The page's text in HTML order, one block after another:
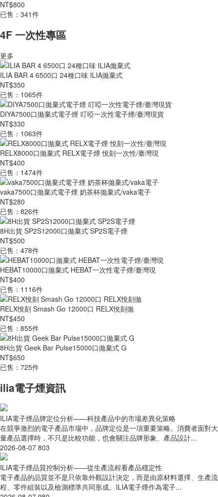
NT$800
已售：341件
4F 一次性專區
更多
ILIA BAR 4 6500口 24種口味 ILIA拋棄式
NT$350
已售：1065件
DIYA7500口拋棄式電子煙 叮啞一次性電子煙/臺灣現貨
NT$330
已售：1063件
RELX8000口拋棄式 RELX電子煙 悅刻一次性/臺灣現
NT$400
已售：1474件
vaka7500口拋棄式電子煙 奶茶杯拋棄式/vaka電子
NT$280
已售：826件
8H出貨 SP2S12000口拋棄式 SP2S電子煙
NT$500
已售：478件
HEBAT10000口拋棄式 HEBAT一次性電子煙/臺灣現
NT$400
已售：1116件
RELX悅刻 Smash Go 12000口 RELX悅刻拋
NT$450
已售：855件
8H出貨 Geek Bar Pulse15000口拋棄式 G
NT$650
已售：725件
ilia電子煙資訊
ILIA電子煙品牌定位分析——科技產品中的市場差異化策略
在競爭激烈的電子產品市場中，品牌定位是一項重要策略。消費者面對大
量產品選擇時，不只是比較功能，也會關注品牌形象、產品設計...
2026-08-07 803
ILIA電子煙品質控制分析——從生產流程看產品穩定性
電子產品的品質並不是只依靠外觀設計決定，而是由原材料選擇、生產流
程、零件組裝以及檢測標準共同形成。ILIA電子煙作為電子...